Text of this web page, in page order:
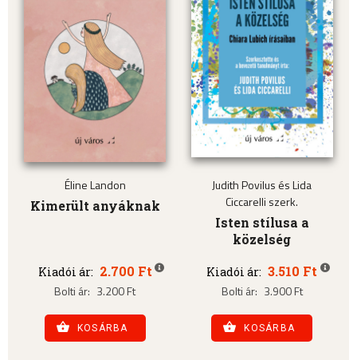
Éline Landon
Kimerült anyáknak
Kiadói ár: 2.700 Ft
Bolti ár: 3.200 Ft
KOSÁRBA
Judith Povilus és Lida
Ciccarelli szerk.
Isten stílusa a
közelség
Kiadói ár: 3.510 Ft
Bolti ár: 3.900 Ft
KOSÁRBA